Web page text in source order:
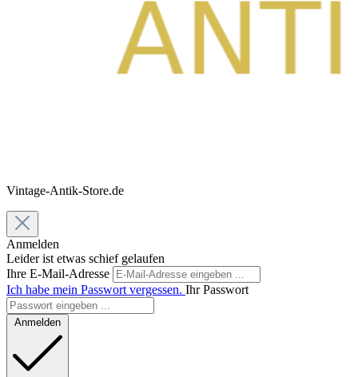
Vintage-Antik-Store.de
Anmelden
Leider ist etwas schief gelaufen
Ihre E-Mail-Adresse
Ich habe mein Passwort vergessen. Ihr Passwort
Anmelden